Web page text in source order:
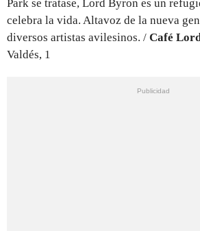
Park se tratase, Lord Byron es un
celebra la vida. Altavoz de la nueva
diversos artistas avilesinos. / Café
Valdés, 1